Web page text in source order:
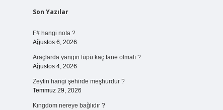
Sidebar
Son Yazılar
F# hangi nota ?
Ağustos 6, 2026
Araçlarda yangın tüpü kaç tane olmalı ?
Ağustos 4, 2026
Zeytin hangi şehirde meşhurdur ?
Temmuz 29, 2026
Kıngdom nereye bağlıdır ?